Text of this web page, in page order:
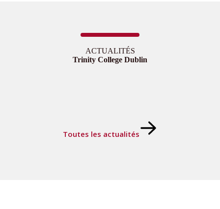
ACTUALITÉS
Trinity College Dublin
Toutes les actualités